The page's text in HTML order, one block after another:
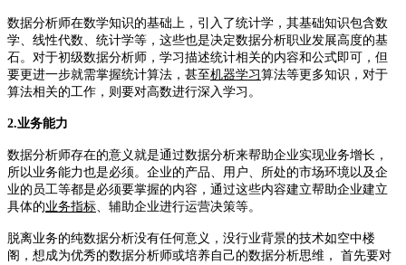
数据分析师在数学知识的基础上，引入了统计学，其基础知识包含数
学、线性代数、统计学等，这些也是决定数据分析职业发展高度的基
石。 对于初级数据分析师，学习描述统计相关的内容和公式即可，但
要更进一步就需掌握统计算法，甚至机器学习 算法等更多知识，对于
算法相关的工作，则要对高数进行深入学习。
2.业务能力
数据分析师存在的意义就是通过数据分析来帮助企业实现业务增长，
所以业务能力也是必须。企业的产品、用户、所处的市场环境以及企
业的员工等都是必须要掌握的内容，通过这些内容建立帮助企业建立
具体的业务指标、辅助企业进行运营决策等。
脱离业务的纯数据分析没有任何意义，没行业背景的技术如空中楼
阁， 想成为优秀的数据分析师或培养自己的数据分析思维， 首先要对